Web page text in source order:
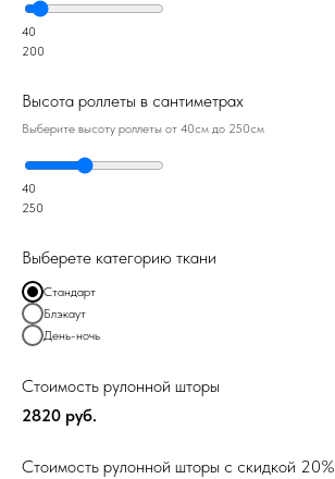
40
200
Высота роллеты в сантиметрах
Выберите высоту роллеты от 40см до 250см
40
250
Выберете категорию ткани
Стандарт
Блэкаут
День-ночь
Стоимость рулонной шторы
2820 руб.
Стоимость рулонной шторы c скидкой 20%